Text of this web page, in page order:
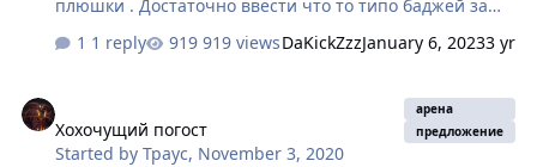
плюшки . Достаточно ввести что то типо баджей за
его
1 reply 919 viewsDaKickZzzJanuary 6, 20233 yr
Хохочущий погост
Started byТраус, November 3, 2020
арена
предложение